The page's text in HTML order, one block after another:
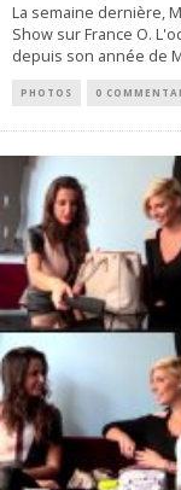
La semaine dernière,
Show sur France O.
depuis son année de
PHOTOS 0